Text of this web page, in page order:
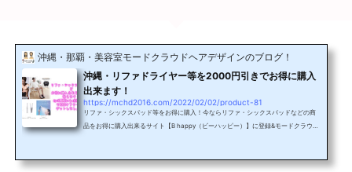
沖縄・那覇・美容室モードクラウドヘアデザインのブログ！
沖縄・リファドライヤー等を2000円引きでお得に購入
出来ます！
https://mchd2016.com/2022/02/02/product-81
リファ・シックスパッド等をお得に購入！今ならリファ・シックスパッドなどの商
品をお得に購入出来るサイト【B happy（ビーハッピー）】に登録&モードクラウド
ップで公式LINE追加Bhappyに登録するとこの様なLINEが、届きます！そして、左